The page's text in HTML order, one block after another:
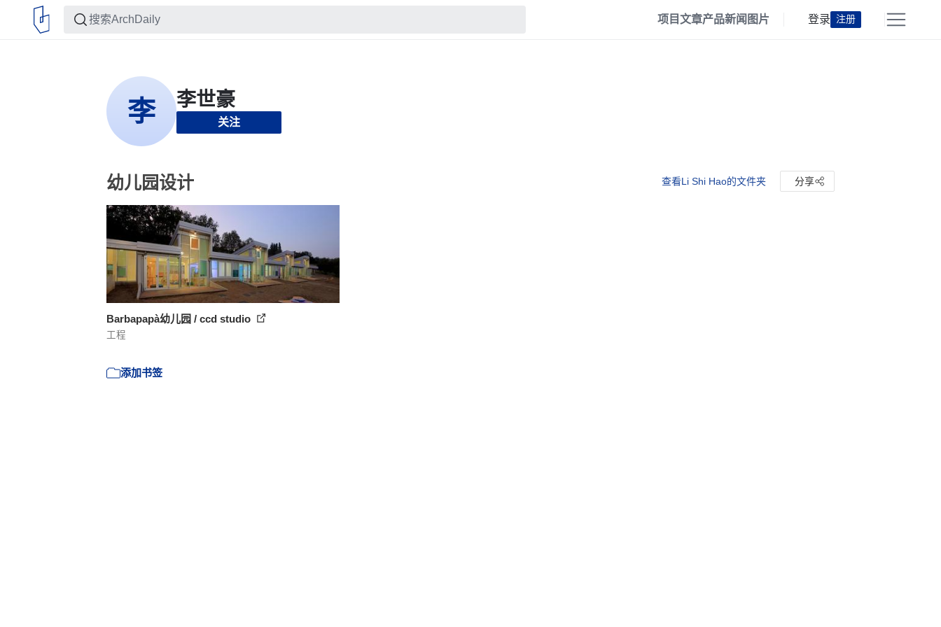
项目文章产品新闻 图片 登录 注册
关注
幼儿园设计 查看Li Shi Hao的文件夹 分享
Barbapapà幼儿园 / ccd studio
工程
添加书签